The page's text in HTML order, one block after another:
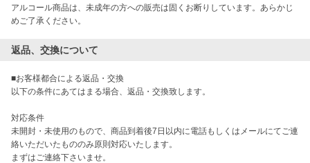
アルコール商品は、未成年の方への販売は固くお断りしています。あらかじ
めご了承ください。
返品、交換について
■お客様都合による返品・交換
以下の条件にあてはまる場合、返品・交換致します。
対応条件
未開封・未使用のもので、商品到着後7日以内に電話もしくはメールにてご連
絡いただいたもののみ原則対応いたします。
まずはご連絡下さいませ。